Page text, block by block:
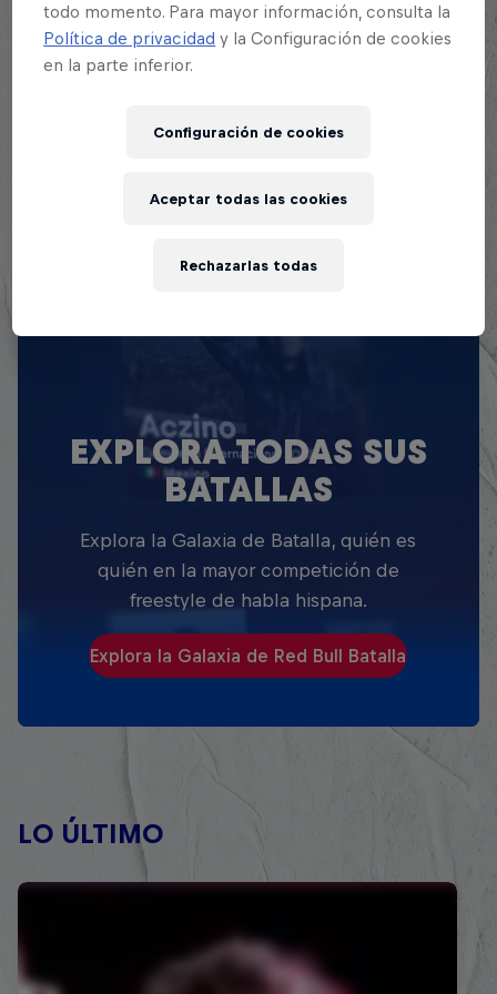
ChysteMC. De ahí en adelante comenzó su carrera
en batallas internacional sumado a su éxito en
EXPLORA TODAS SUS
BATALLAS
Explora la Galaxia de Batalla, quién es
quién en la mayor competición de
freestyle de habla hispana.
Explora la Galaxia de Red Bull Batalla
LO ÚLTIMO
todo momento. Para mayor información, consulta la
Política de privacidad y la Configuración de cookies
en la parte inferior.
Configuración de cookies
Rechazarlas todas
Aceptar todas las cookies